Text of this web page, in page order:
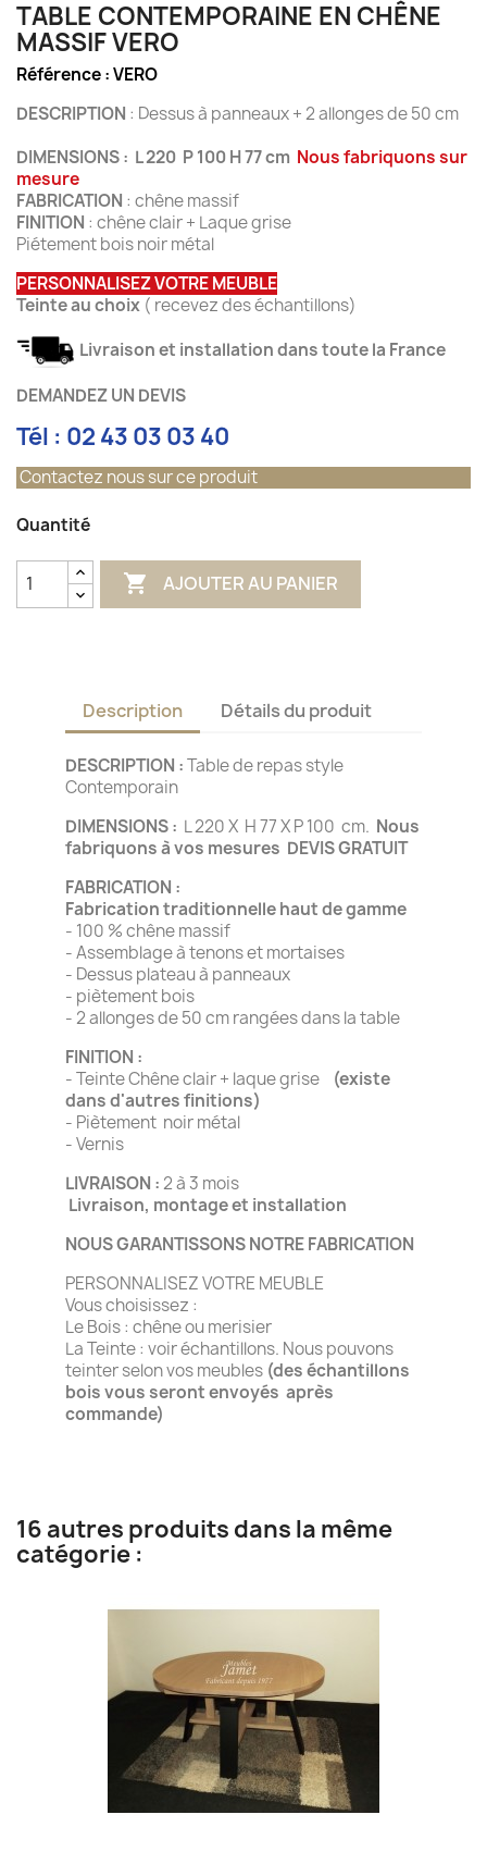
TABLE CONTEMPORAINE EN CHÊNE
MASSIF VERO
Référence :VERO
DESCRIPTION : Dessus à panneaux + 2 allonges de 50 cm
DIMENSIONS : L 220 P 100 H 77 cm Nous fabriquons sur
mesure
FABRICATION : chêne massif
FINITION : chêne clair + Laque grise
Piétement bois noir métal
PERSONNALISEZ VOTRE MEUBLE
Teinte au choix ( recevez des échantillons)
Livraison et installation dans toute la France
DEMANDEZ UN DEVIS
Tél : 02 43 03 03 40
Contactez nous sur ce produit
Quantité
 AJOUTER AU PANIER
Description Détails du produit
DESCRIPTION :Table de repas style
Contemporain
DIMENSIONS : L 220 X H 77 X P 100 cm. Nous
fabriquons à vos mesures DEVIS GRATUIT
FABRICATION :
Fabrication traditionnelle haut de gamme
- 100 % chêne massif
- Assemblage à tenons et mortaises
- Dessus plateau à panneaux
- piètement bois
- 2 allonges de 50 cm rangées dans la table
FINITION :
- Teinte Chêne clair + laque grise (existe
dans d'autres finitions)
- Piètement noir métal
- Vernis
LIVRAISON :2 à 3 mois
Livraison, montage et installation
NOUS GARANTISSONS NOTRE FABRICATION
PERSONNALISEZ VOTRE MEUBLE
Vous choisissez :
Le Bois : chêne ou merisier
La Teinte : voir échantillons. Nous pouvons
teinter selon vos meubles (des échantillons
bois vous seront envoyés après
commande)
16 autres produits dans la même
catégorie :